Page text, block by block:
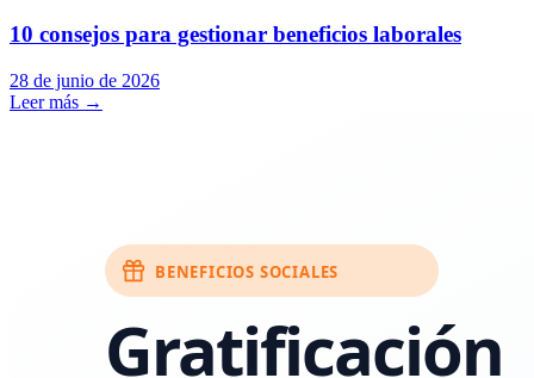
10 consejos para gestionar beneficios laborales
28 de junio de 2026
Leer más →